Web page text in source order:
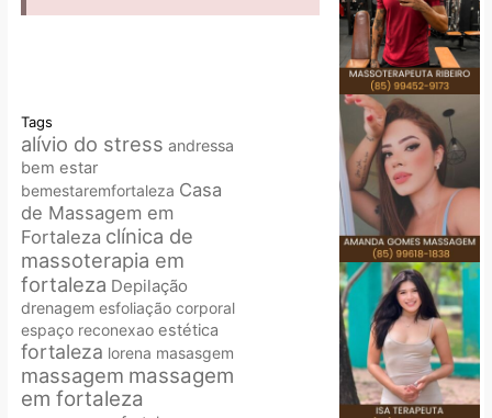
Tags
alívio do stress andressa
bem estar
bemestaremfortaleza Casa
de Massagem em
Fortaleza clínica de
massoterapia em
fortaleza Depilação
drenagem esfoliação corporal
espaço reconexao estética
fortaleza lorena masasgem
massagem massagem
em fortaleza